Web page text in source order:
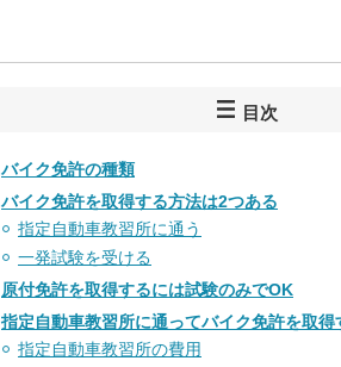
目次
バイク免許の種類
バイク免許を取得する方法は2つある
指定自動車教習所に通う
一発試験を受ける
原付免許を取得するには試験のみでOK
指定自動車教習所に通ってバイク免許を取得
指定自動車教習所の費用